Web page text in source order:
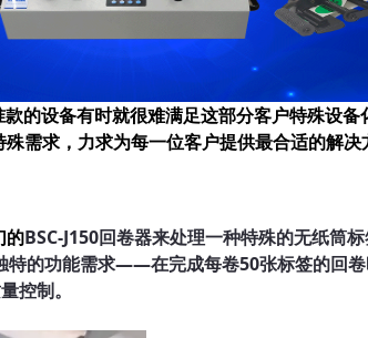
的设备有时就很难满足这部分客户特殊设
需求，力求为每一位客户提供最合适的解决
的BSC-J150回卷器来处理一种特殊的无纸筒
的功能需求——在完成每卷50张标签的回
控制。